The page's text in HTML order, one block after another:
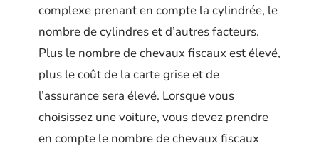
complexe prenant en compte la cylindrée, le
nombre de cylindres et d’autres facteurs.
Plus le nombre de chevaux fiscaux est élevé,
plus le coût de la carte grise et de
l’assurance sera élevé. Lorsque vous
choisissez une voiture, vous devez prendre
en compte le nombre de chevaux fiscaux